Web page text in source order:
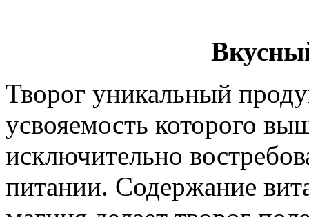
Творог уникальный
усвояемость которого
исключительно
питании. Содержание